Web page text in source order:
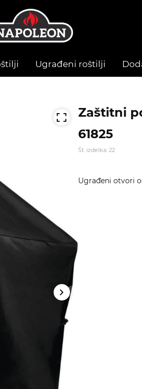
Ugrađeni roštilji
Zaštitni
61825
Št. izdelka: 22
Ugrađeni otvori